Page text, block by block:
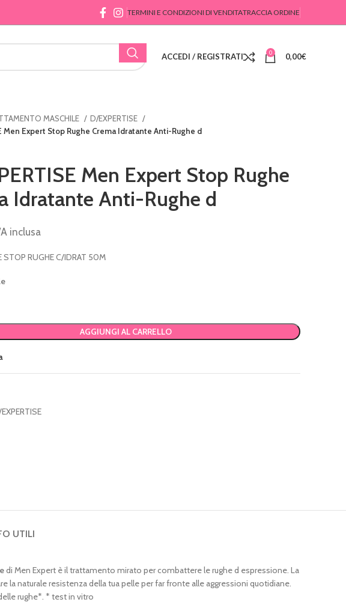
TERMINI E CONDIZIONI DI VENDITATRACCIA ORDINE
ACCEDI / REGISTRATI 0 0,00€
MASCHILE
D/EXPERTISE
Men Expert Stop Rughe Crema Idratante Anti-Rughe d
Men Expert Stop Rughe
Idratante Anti-Rughe d
inclusa
STOP RUGHE C/IDRAT 50M
AGGIUNGI AL CARRELLO
UTILI
di Men Expert è il trattamento mirato per combattere le rughe d espressione. La
naturale resistenza della tua pelle per far fronte alle aggressioni quotidiane.
rughe*. * test in vitro